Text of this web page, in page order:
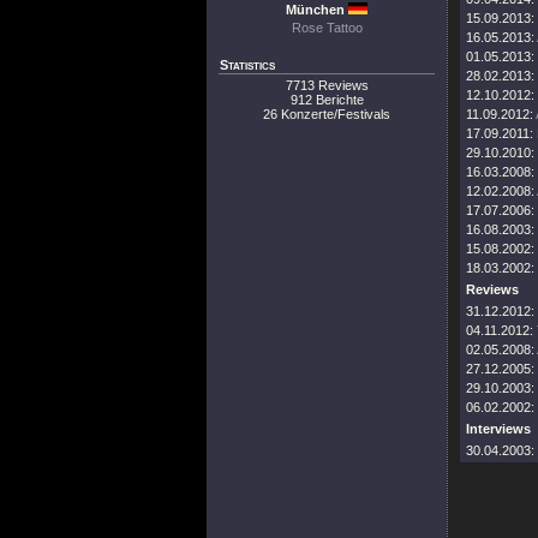
München
Rose Tattoo
Statistics
7713 Reviews
912 Berichte
26 Konzerte/Festivals
15.09.2013:
16.05.2013:
01.05.2013:
28.02.2013:
12.10.2012:
11.09.2012:
17.09.2011:
29.10.2010:
16.03.2008:
12.02.2008:
17.07.2006:
16.08.2003:
15.08.2002:
18.03.2002:
Reviews
31.12.2012:
04.11.2012:
02.05.2008:
27.12.2005:
29.10.2003:
06.02.2002:
Interviews
30.04.2003: